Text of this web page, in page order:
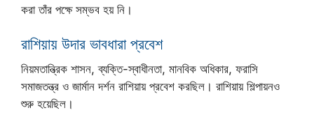
করা তাঁর পক্ষে সম্ভব হয় নি।
রাশিয়ায় উদার ভাবধারা প্রবেশ
নিয়মতান্ত্রিক শাসন, ব্যক্তি-স্বাধীনতা, মানবিক অধিকার, ফরাসি
সমাজতন্ত্র ও জার্মান দর্শন রাশিয়ায় প্রবেশ করছিল। রাশিয়ায় শিল্পায়নও
শুরু হয়েছিল।